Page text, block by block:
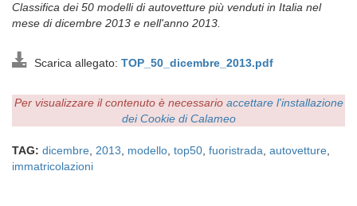
Classifica dei 50 modelli di autovetture più venduti in Italia nel
mese di dicembre 2013 e nell'anno 2013.
Scarica allegato: TOP_50_dicembre_2013.pdf
Per visualizzare il contenuto è necessario accettare l'installazione
dei Cookie di Calameo
TAG: dicembre 2013 modello top50 fuoristrada autovetture
immatricolazioni